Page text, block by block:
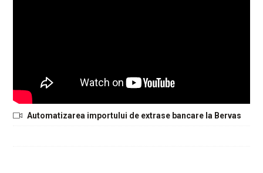
Automatizarea importului de extrase bancare la Bervas